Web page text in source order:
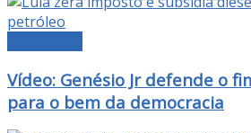
Vídeo: Genésio Jr defende o
para o bem da democracia